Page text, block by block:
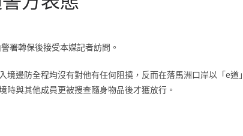
署轉保後接受本媒記者訪問。
邊防全程均沒有對他有任何阻撓，反而在落馬洲口岸以「e道」
時與其他成員更被搜查隨身物品後才獲放行。